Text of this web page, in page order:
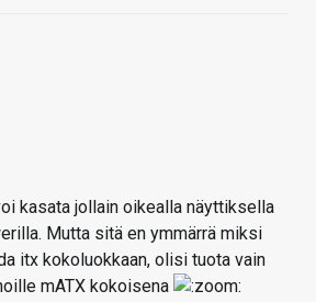
kasata jollain oikealla näyttiksella
Mutta sitä en ymmärrä miksi
itx kokoluokkaan, olisi tuota vain
mATX kokoisena